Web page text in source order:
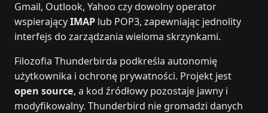
Gmail, Outlook, Yahoo czy dowolny operator
wspierającyIMAP lub POP3, zapewniając jednolity
interfejs do zarządzania wieloma skrzynkami.
Filozofia Thunderbirda podkreśla autonomię
użytkownika i ochronę prywatności. Projekt jest
open source, a kod źródłowy pozostaje jawny i
modyfikowalny. Thunderbird nie gromadzi danych